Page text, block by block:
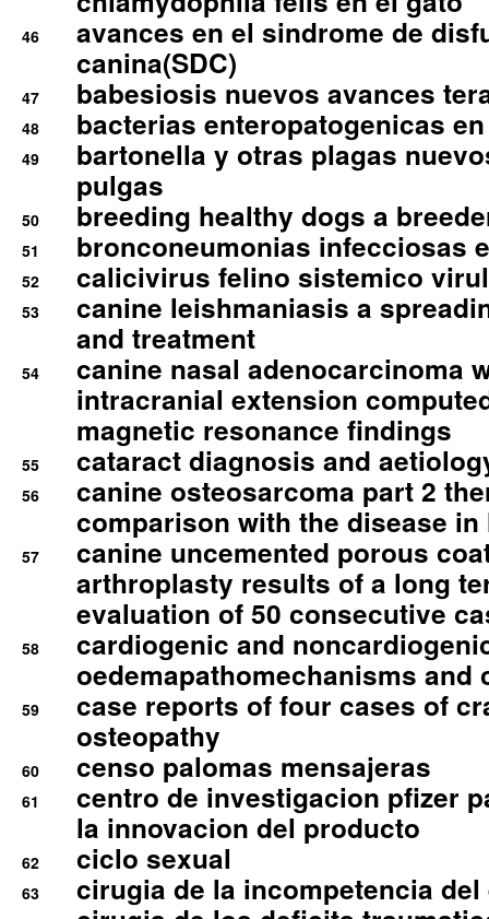
46
avances en el sindrome de
canina(SDC)
47 babesiosis nuevos avances
48 bacterias enteropatogenicas
49
bartonella y otras plagas
pulgas
50 breeding healthy dogs a
51 bronconeumonias infecciosas
52 calicivirus felino sistemico
53
canine leishmaniasis a
and treatment
54
canine nasal adenocarcinoma
intracranial extension
magnetic resonance findings
55 cataract diagnosis and
56
canine osteosarcoma part 2
comparison with the disease in
57
canine uncemented porous
arthroplasty results of a long
evaluation of 50 consecutive
58
cardiogenic and
oedemapathomechanisms and
59
case reports of four cases of
osteopathy
60 censo palomas mensajeras
61
centro de investigacion pfizer
la innovacion del producto
62 ciclo sexual
63 cirugia de la incompetencia